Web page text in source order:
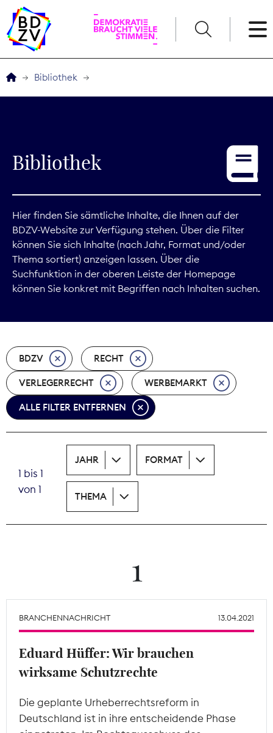
Service
Digitales
Kommunikation
Marktdaten
Nachhaltigkeit
Nachwuchs
Nova Award
Print
Recht
Theodor-Wolff-Preis
Wächterpreis
ALLE THEMEN
Mitgliederbereich
Bibliothek
Bibliothek
Hier finden Sie sämtliche Inhalte, die Ihnen auf der
BDZV-Website zur Verfügung stehen. Über die Filter
können Sie sich Inhalte (nach Jahr, Format und/oder
Thema sortiert) anzeigen lassen. Über die
Suchfunktion in der oberen Leiste der Homepage
können Sie konkret mit Begriffen nach Inhalten suchen.
BDZV RECHT
VERLEGERRECHT WERBEMARKT
ALLE FILTER ENTFERNEN
1 bis 1
von 1
JAHR FORMAT
THEMA
1
BRANCHENNACHRICHT 13.04.2021
Eduard Hüffer: Wir brauchen
wirksame Schutzrechte
Die geplante Urheberrechtsreform in
Deutschland ist in ihre entscheidende Phase